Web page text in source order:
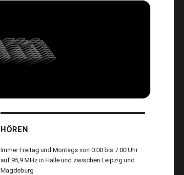
HÖREN
Immer Freitag und Montags von 0:00 bis 7:00 Uhr
auf 95,9 MHz in Halle und zwischen Leipzig und
Magdeburg